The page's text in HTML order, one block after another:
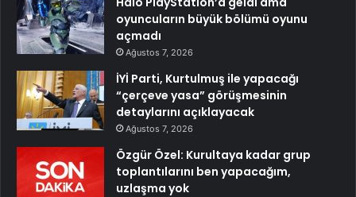
oyuncuların büyük bölümü oyunu
açmadı
Ağustos 7, 2026
İYİ Parti, Kurtulmuş ile yapacağı
“çerçeve yasa” görüşmesinin
detaylarını açıklayacak
Ağustos 7, 2026
Özgür Özel: Kurultaya kadar grup
toplantılarını ben yapacağım,
uzlaşma yok